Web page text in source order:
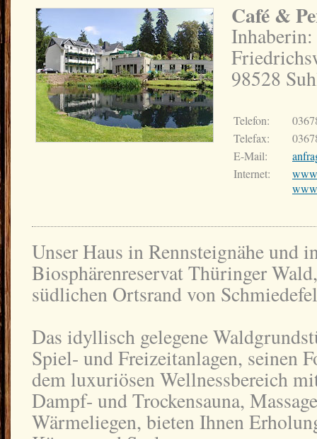
Café &
98528
Telefon:
Telefax:
E-Mail:
Internet:
Unser Haus in Rennsteignähe und
Biosphärenreservat Thüringer
südlichen Ortsrand von
Das idyllisch gelegene
Spiel- und Freizeitanlagen, seinen
dem luxuriösen Wellnessbereich
Dampf- und Trockensauna,
Wärmeliegen, bieten Ihnen